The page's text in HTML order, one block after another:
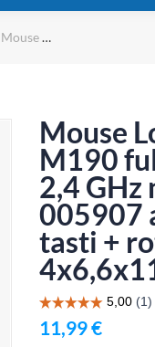
Mouse
Mouse
M190
2,4
005907
tasti +
11,99 €